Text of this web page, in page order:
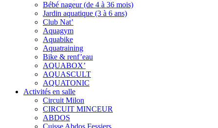
Bébé nageur (de 4 à 36 mois)
Jardin aquatique (3 à 6 ans)
Club Nat’
Aquagym
Aquabike
Aquatraining
Bike & renf’eau
AQUABOX’
AQUASCULT
AQUATONIC
Activités en salle
Circuit Milon
CIRCUIT MINCEUR
ABDOS
Cuisse Abdos Fessiers